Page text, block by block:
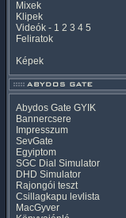
Mixek
Klipek
Videók - 1 2 3 4 5
Feliratok
Képek
Abydos Gate GYIK
Bannercsere
Impresszum
SevGate
Egyiptom
SGC Dial Simulator
DHD Simulator
Rajongói teszt
Csillagkapu levlista
MacGyver